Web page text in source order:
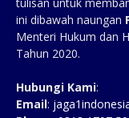
tulisan untuk
ini dibawah naungan
Menteri Hukum dan
Tahun 2020.
Hubungi Kami:
Email: